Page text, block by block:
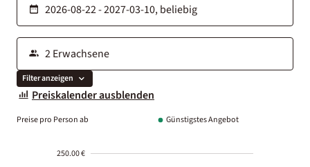
Filter anzeigen
Preiskalender ausblenden
Preise pro Person ab Günstigstes Angebot
250.00 €